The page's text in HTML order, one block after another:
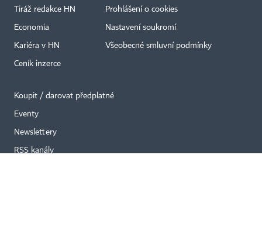
Tiráž redakce HN
Economia
Kariéra v HN
Ceník inzerce
Prohlášení o cookies
Nastavení soukromí
Všeobecné smluvní podmínky
Koupit / darovat předplatné
Eventy
Newslettery
RSS kanály